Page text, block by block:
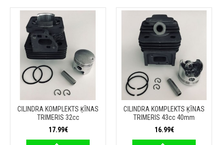
CILINDRA KOMPLEKTS ĶĪNAS
TRIMERIS 32cc
17.99€
CILINDRA KOMPLEKTS ĶĪNAS
TRIMERIS 43cc 40mm
16.99€